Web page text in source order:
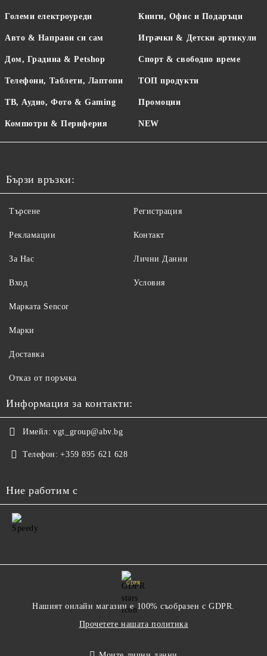
Големи електроуреди
Авто & Направи си сам
Дом, Градина & Petshop
Телефони, Таблети, Лаптопи
ТВ, Аудио, Фото & Gaming
Компютри & Периферия
Книги, Офис и Подаръци
Играчки & Детски артикули
Спорт & свободно време
ТОП продукти
Промоции
NEW
Бързи връзки:
Търсене
Рекламации
За Нас
Вход
Регистрация
Контакт
Лични Данни
Условия
Maрката Sencor
Марки
Доставка
Отказ от поръчка
Информация за контакти:
Имейл: vgt_group@abv.bg
Телефон: +359 895 621 628
Ние работим с
GDPR
Нашият онлайн магазин е 100% съобразен с GDPR.
Прочетете нашата политика